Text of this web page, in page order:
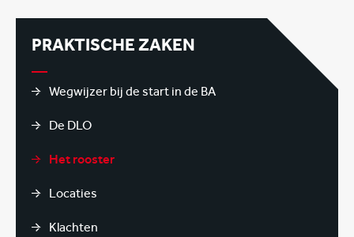
PRAKTISCHE ZAKEN
Wegwijzer bij de start in de BA
De DLO
Het rooster
Locaties
Klachten